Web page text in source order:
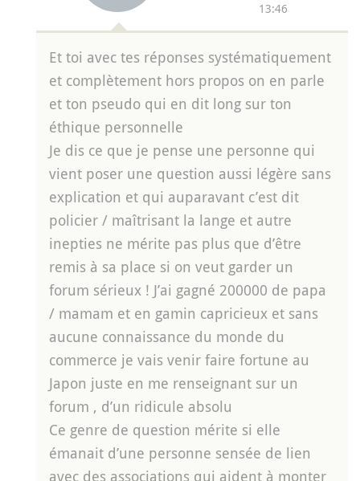
13:46
Et toi avec tes réponses systématiquement
et complètement hors propos on en parle
et ton pseudo qui en dit long sur ton
éthique personnelle
Je dis ce que je pense une personne qui
vient poser une question aussi légère sans
explication et qui auparavant c’est dit
policier / maîtrisant la lange et autre
inepties ne mérite pas plus que d’être
remis à sa place si on veut garder un
forum sérieux ! J’ai gagné 200000 de papa
/ mamam et en gamin capricieux et sans
aucune connaissance du monde du
commerce je vais venir faire fortune au
Japon juste en me renseignant sur un
forum , d’un ridicule absolu
Ce genre de question mérite si elle
émanait d’une personne sensée de lien
avec des associations qui aident à monter